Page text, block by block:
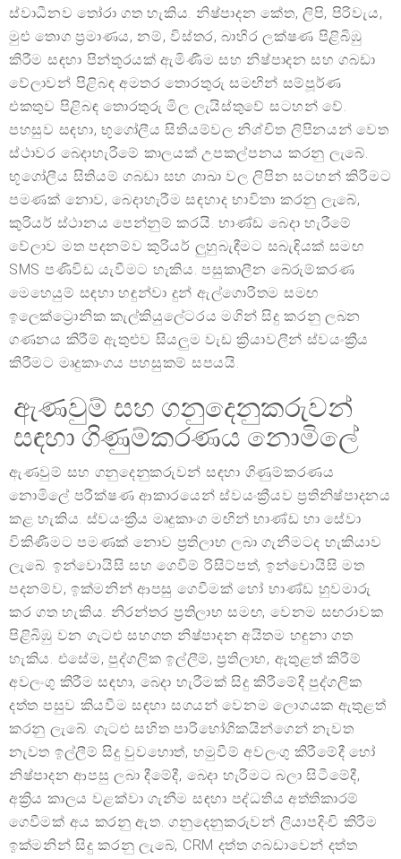
ස්වාධීනව තෝරා ගත හැකිය. නිෂ්පාදන කේත, ලිපි, පිරිවැය,
මුළු තොග ප්‍රමාණය, නම්, විස්තර, බාහිර ලක්ෂණ පිළිබිඹු
කිරීම සඳහා පින්තූරයක් ඇමිණීම සහ නිෂ්පාදන සහ ගබඩා
වේලාවන් පිළිබඳ අමතර තොරතුරු සමඟින් සම්පූර්ණ
එකතුව පිළිබඳ තොරතුරු මිල ලැයිස්තුවේ සටහන් වේ.
පහසුව සඳහා, භූගෝලීය සිතියම්වල නිශ්චිත ලිපිනයන් වෙත
ස්ථාවර බෙදාහැරීමේ කාලයක් උපකල්පනය කරනු ලැබේ.
භූගෝලීය සිතියම් ගබඩා සහ ශාඛා වල ලිපින සටහන් කිරීමට
පමණක් නොව, බෙදාහැරීම සඳහාද භාවිතා කරනු ලැබේ,
කුරියර් ස්ථානය පෙන්නුම් කරයි. භාණ්ඩ බෙදා හැරීමේ
වේලාව මත පදනම්ව කුරියර් ලුහුබැඳීමට සබැඳියක් සමඟ
SMS පණිවිඩ යැවීමට හැකිය. පසුකාලීන බේරුම්කරණ
මෙහෙයුම් සඳහා හඳුන්වා දුන් ඇල්ගොරිතම සමඟ
ඉලෙක්ට්‍රොනික කැල්කියුලේටරය මගින් සිදු කරනු ලබන
ගණනය කිරීම් ඇතුළුව සියලුම වැඩ ක්‍රියාවලීන් ස්වයංක්‍රීය
කිරීමට මෘදුකාංගය පහසුකම් සපයයි.
ඇණවුම් සහ ගනුදෙනුකරුවන්
සඳහා ගිණුම්කරණය නොමිලේ
ඇණවුම් සහ ගනුදෙනුකරුවන් සඳහා ගිණුම්කරණය
නොමිලේ පරීක්ෂණ ආකාරයෙන් ස්වයංක්‍රීයව ප්‍රතිනිෂ්පාදනය
කළ හැකිය. ස්වයංක්‍රීය මෘදුකාංග මඟින් භාණ්ඩ හා සේවා
විකිණීමට පමණක් නොව ප්‍රතිලාභ ලබා ගැනීමටද හැකියාව
ලැබේ. ඉන්වොයිසි සහ ගෙවීම් රිසිට්පත්, ඉන්වොයිසි මත
පදනම්ව, ඉක්මනින් ආපසු ගෙවීමක් හෝ භාණ්ඩ හුවමාරු
කර ගත හැකිය. නිරන්තර ප්‍රතිලාභ සමඟ, වෙනම සඟරාවක
පිළිබිඹු වන ගැටළු සහගත නිෂ්පාදන අයිතම හඳුනා ගත
හැකිය. එසේම, පුද්ගලික ඉල්ලීම්, ප්‍රතිලාභ, ඇතුළත් කිරීම්
අවලංගු කිරීම සඳහා, බෙදා හැරීමක් සිදු කිරීමේදී පුද්ගලික
දත්ත පසුව කියවීම සඳහා සගයන් වෙනම ලොගයක ඇතුළත්
කරනු ලැබේ. ගැටළු සහිත පාරිභෝගිකයින්ගෙන් නැවත
නැවත ඉල්ලීම් සිදු වුවහොත්, හමුවීම් අවලංගු කිරීමේදී හෝ
නිෂ්පාදන ආපසු ලබා දීමේදී, බෙදා හැරීමට බලා සිටීමේදී,
අක්‍රිය කාලය වළක්වා ගැනීම සඳහා පද්ධතිය අත්තිකාරම්
ගෙවීමක් අය කරනු ඇත. ගනුදෙනුකරුවන් ලියාපදිංචි කිරීම
ඉක්මනින් සිදු කරනු ලැබේ, CRM දත්ත ගබඩාවෙන් දත්ත